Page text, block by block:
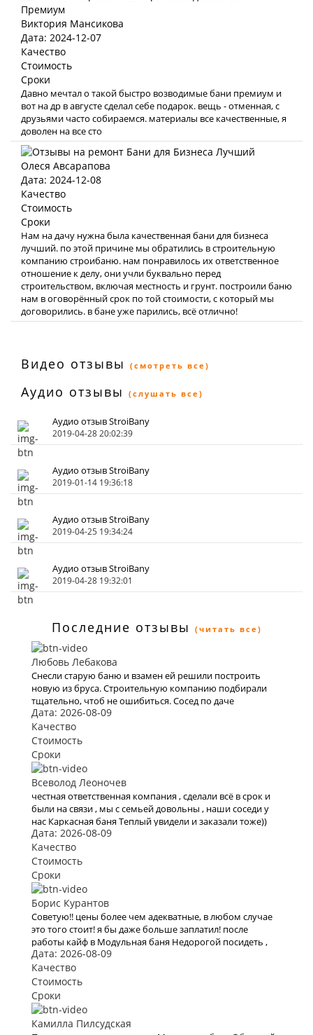
Виктория Мансикова
Дата: 2024-12-07
Качество
Стоимость
Сроки
Давно мечтал о такой быстро возводимые бани премиум и
вот на др в августе сделал себе подарок. вещь - отменная, с
друзьями часто собираемся. материалы все качественные, я
доволен на все сто
Олеся Авсарапова
Дата: 2024-12-08
Качество
Стоимость
Сроки
Нам на дачу нужна была качественная бани для бизнеса
лучший. по этой причине мы обратились в строительную
компанию строибаню. нам понравилось их ответственное
отношение к делу, они учли буквально перед
строительством, включая местность и грунт. построили баню
нам в оговорённый срок по той стоимости, с который мы
договорились. в бане уже парились, всё отлично!
Видео отзывы (смотреть все)
Аудио отзывы (слушать все)
Аудио отзыв StroiBany
2019-04-28 20:02:39
Аудио отзыв StroiBany
2019-01-14 19:36:18
Аудио отзыв StroiBany
2019-04-25 19:34:24
Аудио отзыв StroiBany
2019-04-28 19:32:01
Последние отзывы (читать все)
Любовь Лебакова
Снесли старую баню и взамен ей решили построить
новую из бруса. Строительную компанию подбирали
тщательно, чтоб не ошибиться. Сосед по даче
порекомендовал компанию СтроиБаню, которая в
прошлом году построила ему дачу.
Проконсультировавшись со специалистами и
обговорив все нюансы относительно строительства
бани, доверили им это дело. Построили они качественно
и уложились в срок. Баня добротная, со всеми
условиями, в которой всё продумано до мелочей. Уже
третий месяц паримся в ней с семьей и друзьями. Очень
довольны результатом Каркасная баня Элит.
Дата: 2026-08-09
Качество
Стоимость
Сроки
Всеволод Леоночев
честная ответственная компания , сделали всё в срок и
были на связи , мы с семьей довольны , наши соседи у
нас Каркасная баня Теплый увидели и заказали тоже))
реклама небольшая получается)
Дата: 2026-08-09
Качество
Стоимость
Сроки
Борис Курантов
Советую!! цены более чем адекватные, в любом случае
это того стоит! я бы даже больше заплатил! после
работы кайф в Модульная баня Недорогой посидеть ,
никуда ехать не нужно , 30 секунд и ты в бане. строить ее
долго не надо как обычную баню , заказал - нам
привезли. красота!
Дата: 2026-08-09
Качество
Стоимость
Сроки
Камилла Пилсудская